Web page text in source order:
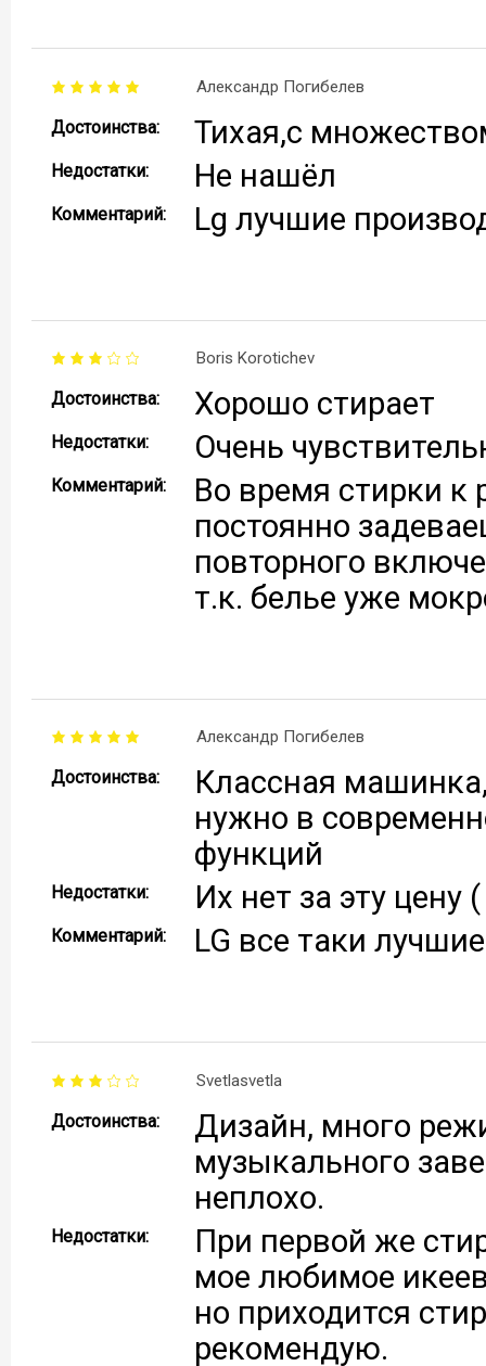
Александр Погибелев
Достоинства: Тихая,с
Недостатки: Не нашёл
Комментарий: Lg лучшие
Boris Korotichev
Достоинства: Хорошо стирает
Недостатки: Очень
Комментарий:
Во время стирки к
постоянно
повторного
т.к. белье уже
Александр Погибелев
Достоинства:
Классная
нужно в
функций
Недостатки: Их нет за эту
Комментарий: LG все таки
Svetlasvetla
Достоинства:
Дизайн, много
музыкального
неплохо.
Недостатки:
При первой же
мое любимое
но приходится
рекомендую.